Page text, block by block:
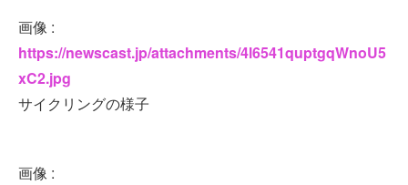
画像 :
https://newscast.jp/attachments/4l6541quptgqWnoU5
xC2.jpg
サイクリングの様子
画像 :